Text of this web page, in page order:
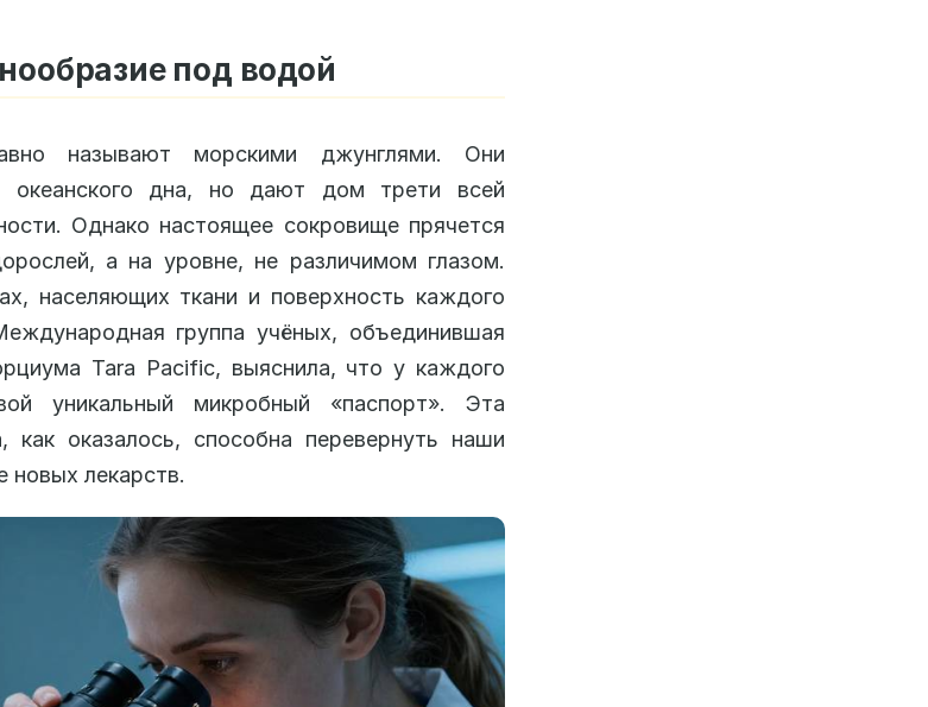
под водой
называют морскими джунглями. Они
океанского дна, но дают дом трети всей
Однако настоящее сокровище прячется
а на уровне, не различимом глазом.
населяющих ткани и поверхность каждого
группа учёных, объединившая
Tara Pacific, выяснила, что у каждого
уникальный микробный «паспорт». Эта
как оказалось, способна перевернуть наши
новых лекарств.